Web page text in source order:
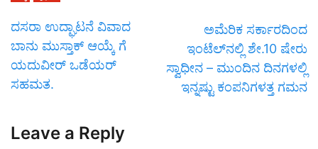
ದಸರಾ ಉದ್ಘಾಟನೆ ವಿವಾದ
ಬಾನು ಮುಸ್ತಾಕ್ ಆಯ್ಕೆ ಗೆ
ಯದುವೀರ್ ಒಡೆಯರ್
ಸಹಮತ.
ಅಮೆರಿಕ ಸರ್ಕಾರದಿಂದ
ಇಂಟೆಲ್‌ನಲ್ಲಿ ಶೇ.10 ಷೇರು
ಸ್ವಾಧೀನ – ಮುಂದಿನ ದಿನಗಳಲ್ಲಿ
ಇನ್ನಷ್ಟು ಕಂಪನಿಗಳತ್ತ ಗಮನ
Leave a Reply